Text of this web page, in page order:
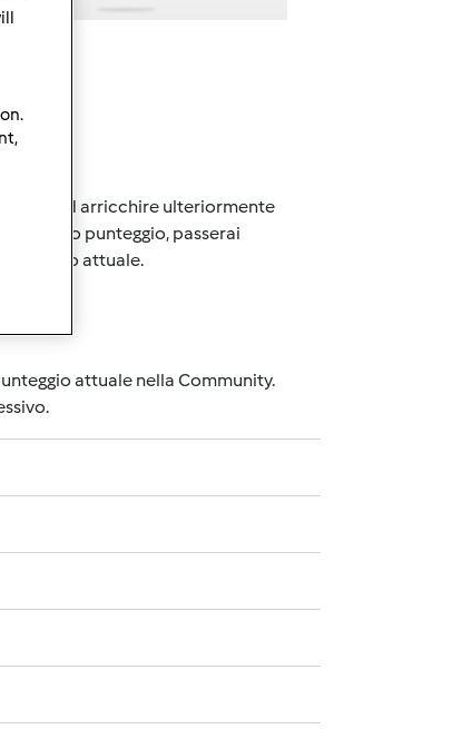
ed arricchire ulteriormente
di certo punteggio, passerai
grado attuale.
attuale nella Community.